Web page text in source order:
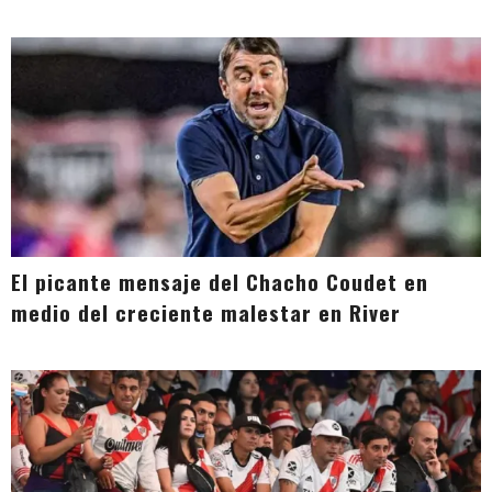
El picante mensaje del Chacho Coudet en
medio del creciente malestar en River